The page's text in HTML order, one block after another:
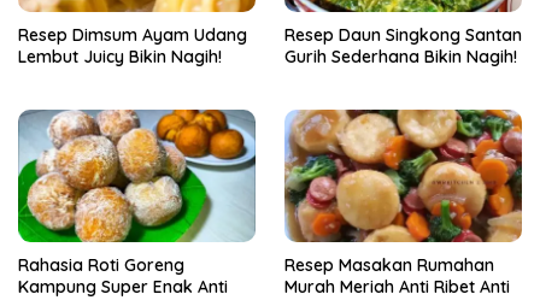
Resep Dimsum Ayam Udang
Lembut Juicy Bikin Nagih!
Resep Daun Singkong Santan
Gurih Sederhana Bikin Nagih!
Rahasia Roti Goreng
Kampung Super Enak Anti
Resep Masakan Rumahan
Murah Meriah Anti Ribet Anti